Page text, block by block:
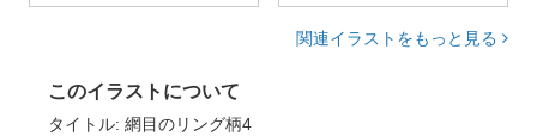
関連イラストをもっと見る
このイラストについて
タイトル: 網目のリング柄4